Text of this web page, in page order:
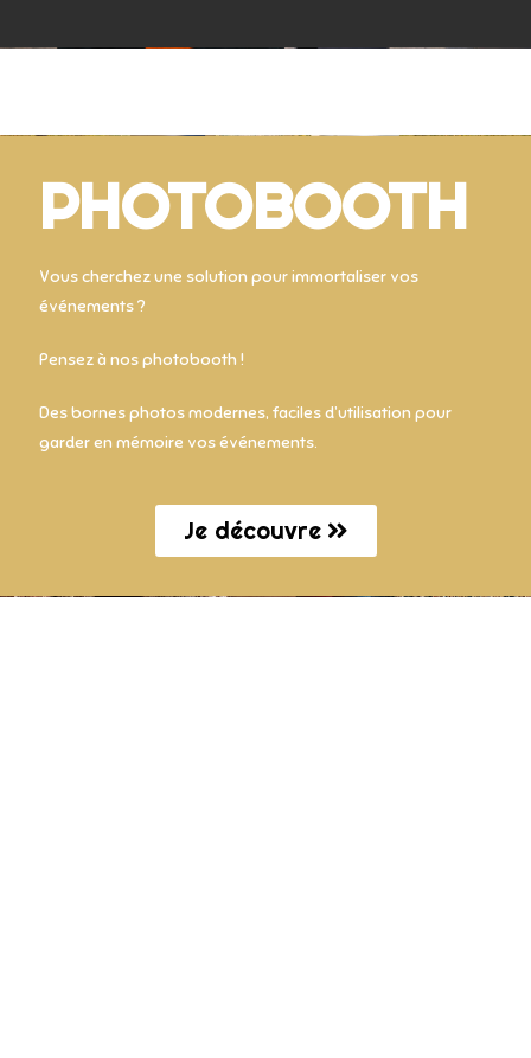
PHOTOBOOTH
Vous cherchez une solution pour immortaliser vos
événements ?
Pensez à nos photobooth !
Des bornes photos modernes, faciles d’utilisation pour
garder en mémoire vos événements.
Je découvre